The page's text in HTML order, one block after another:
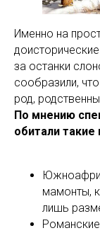
Именно на
за останки
сообразили,
род,
По мнению
обитали
мамонты,
лишь